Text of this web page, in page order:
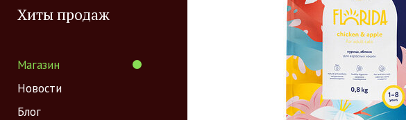
Хиты продаж
Магазин
Новости
Блог